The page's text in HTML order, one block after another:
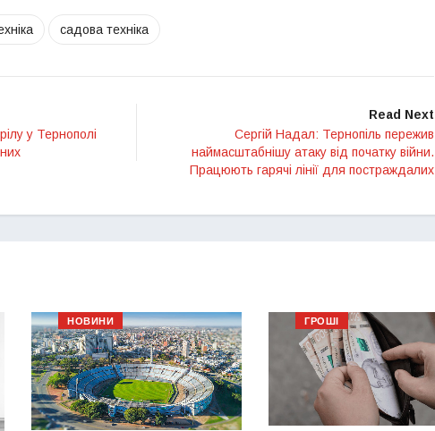
садова техніка
у Тернополі
Read Next
Сергій Надал: Тернопіль пережив
наймасштабнішу атаку від початку війни.
Працюють гарячі лінії для постраждалих
НОВИНИ ГРОШІ